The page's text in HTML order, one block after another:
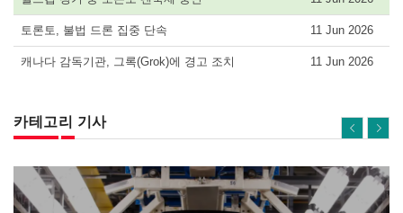
토론토, 불법 드론 집중 단속 11 Jun 2026
캐나다 감독기관, 그록(Grok)에 경고 조치 11 Jun 2026
카테고리 기사